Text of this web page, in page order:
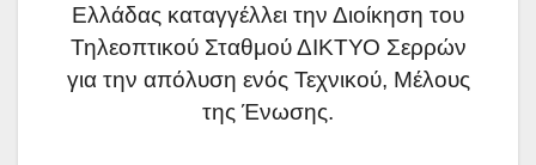
Ελλάδας καταγγέλλει την Διοίκηση του
Τηλεοπτικού Σταθμού ΔΙΚΤΥΟ Σερρών
για την απόλυση ενός Τεχνικού, Μέλους
της Ένωσης.